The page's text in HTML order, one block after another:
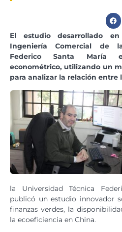
El estudio desarrollado
Ingeniería Comercial de
Federico Santa María
econométrico, utilizando un
para analizar la relación entre
la Universidad Técnica
publicó un estudio innovador
finanzas verdes, la
la ecoeficiencia en China.